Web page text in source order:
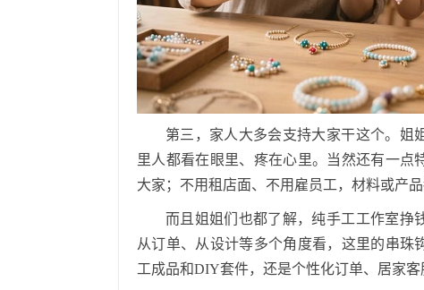
第三，家人大多会支持大家干这个。姐
里人都看在眼里、疼在心里。当然还有一
大家；不用租店面、不用雇员工，材料或产
而且姐姐们也都了解，纯手工工作室挣
从订单、从设计等多个角度看，这里的串
工成品和DIY套件，还是个性化订单、居家客